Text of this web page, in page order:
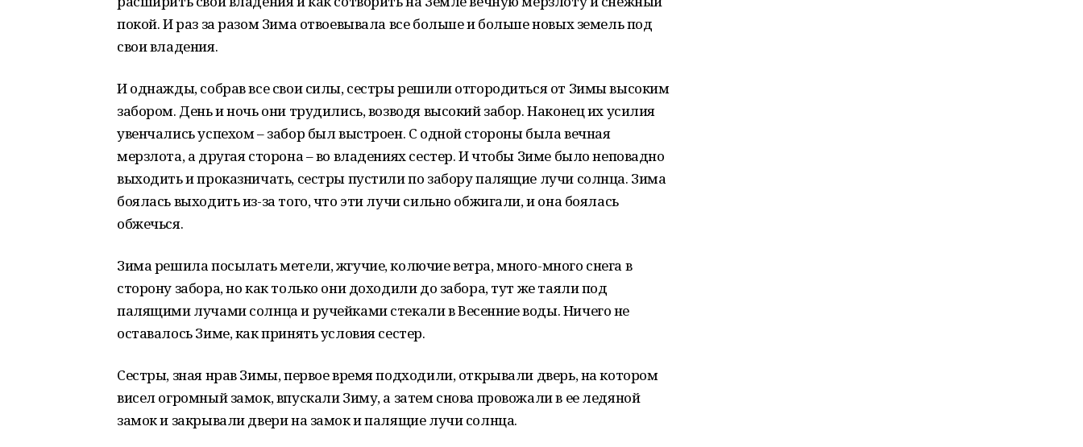
покой. И раз за разом Зима отвоевывала все больше и больше новых земель под
свои владения.
И однажды, собрав все свои силы, сестры решили отгородиться от Зимы высоким
забором. День и ночь они трудились, возводя высокий забор. Наконец их усилия
увенчались успехом – забор был выстроен. С одной стороны была вечная
мерзлота, а другая сторона – во владениях сестер. И чтобы Зиме было неповадно
выходить и проказничать, сестры пустили по забору палящие лучи солнца. Зима
боялась выходить из-за того, что эти лучи сильно обжигали, и она боялась
обжечься.
Зима решила посылать метели, жгучие, колючие ветра, много-много снега в
сторону забора, но как только они доходили до забора, тут же таяли под
палящими лучами солнца и ручейками стекали в Весенние воды. Ничего не
оставалось Зиме, как принять условия сестер.
Сестры, зная нрав Зимы, первое время подходили, открывали дверь, на котором
висел огромный замок, впускали Зиму, а затем снова провожали в ее ледяной
замок и закрывали двери на замок и палящие лучи солнца.